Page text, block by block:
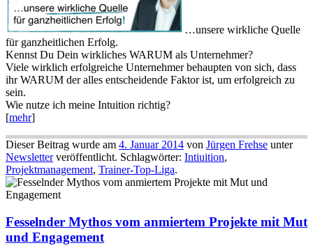
…unsere wirkliche Quelle
für ganzheitlichen Erfolg.
Kennst Du Dein wirkliches WARUM als Unternehmer?
Viele wirklich erfolgreiche Unternehmer behaupten von sich, dass
ihr WARUM der alles entscheidende Faktor ist, um erfolgreich zu
sein.
Wie nutze ich meine Intuition richtig?
[mehr]
Dieser Beitrag wurde am 4. Januar 2014 von Jürgen Frehse unter
Newsletterveröffentlicht. Schlagwörter: Intiuition,
Projektmanagement, Trainer-Top-Liga.
Fesselnder Mythos vom anmiertem Projekte mit Mut
und Engagement